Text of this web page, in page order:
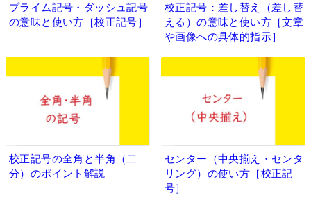
プライム記号・ダッシュ記号
の意味と使い方［校正記号］
校正記号：差し替え（差し替
える）の意味と使い方［文章
や画像への具体的指示］
校正記号の全角と半角（二
分）のポイント解説
センター（中央揃え・センタ
リング）の使い方［校正記
号］